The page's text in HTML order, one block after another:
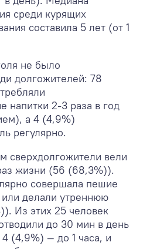
среди курящих
составила 5 лет (от 1
не было
долгожителей: 78
напитки 2-3 раза в год
а 4 (4,9%)
регулярно.
сверхдолгожители вели
жизни (56 (68,3%)).
совершала пешие
делали утреннюю
Из этих 25 человек
до 30 мин в день
(4,9%) — до 1 часа, и